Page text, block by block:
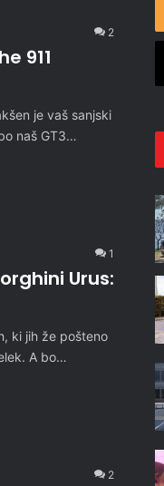
2
911
je vaš sanjski
naš GT3…
1
Urus:
ki jih že pošteno
A bo…
2